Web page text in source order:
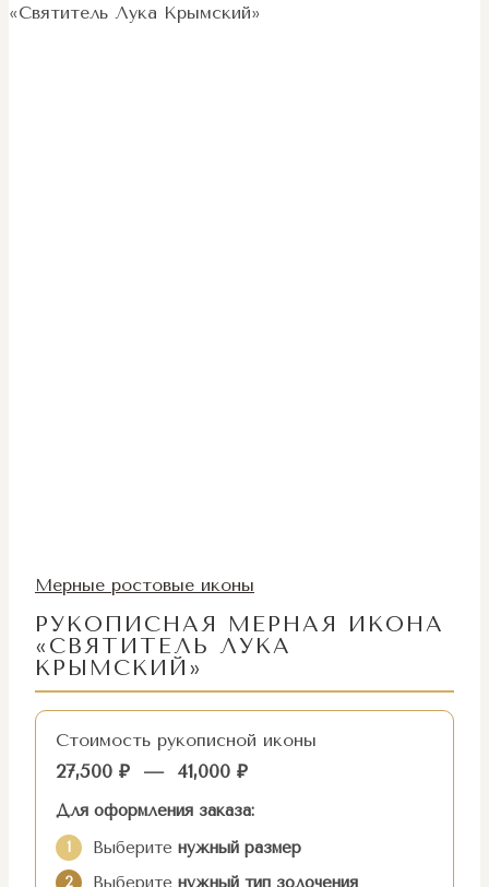
«Святитель Лука Крымский»
Мерные ростовые иконы
РУКОПИСНАЯ МЕРНАЯ ИКОНА
«СВЯТИТЕЛЬ ЛУКА
КРЫМСКИЙ»
Стоимость рукописной иконы
27,500 ₽ — 41,000 ₽
Для оформления заказа:
1 Выберите нужный размер
2 Выберите нужный тип золочения